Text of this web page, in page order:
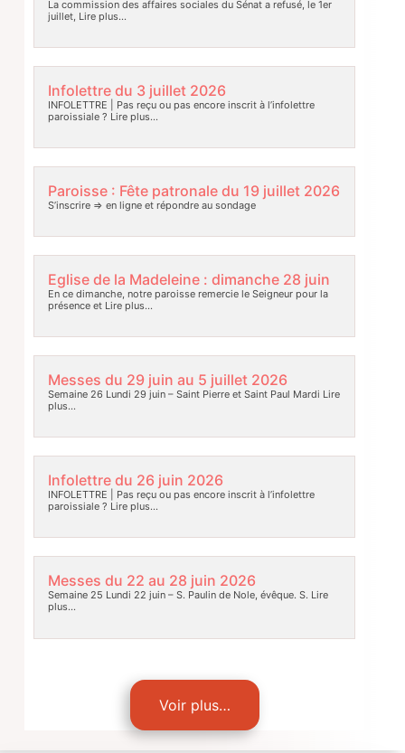
La commission des affaires sociales du Sénat a refusé, le 1er
juillet, Lire plus…
Infolettre du 3 juillet 2026
INFOLETTRE | Pas reçu ou pas encore inscrit à l’infolettre
paroissiale ? Lire plus…
Paroisse : Fête patronale du 19 juillet 2026
S’inscrire => en ligne et répondre au sondage
Eglise de la Madeleine : dimanche 28 juin
En ce dimanche, notre paroisse remercie le Seigneur pour la
présence etLire plus…
Messes du 29 juin au 5 juillet 2026
Semaine 26 Lundi 29 juin – Saint Pierre et Saint Paul Mardi Lire
plus…
Infolettre du 26 juin 2026
INFOLETTRE | Pas reçu ou pas encore inscrit à l’infolettre
paroissiale ? Lire plus…
Messes du 22 au 28 juin 2026
Semaine 25 Lundi 22 juin – S. Paulin de Nole, évêque. S. Lire
plus…
Voir plus…